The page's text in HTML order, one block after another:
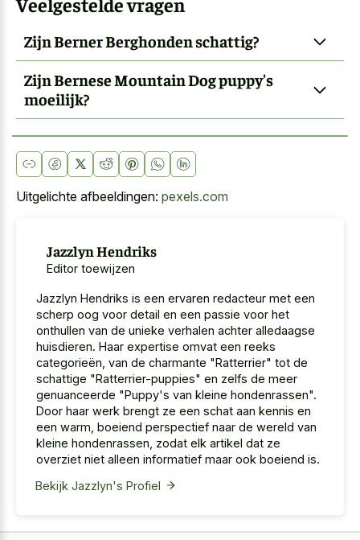
Zijn Berner Berghonden schattig?
Zijn Bernese Mountain Dog puppy's
moeilijk?
Uitgelichte afbeeldingen: pexels.com
Jazzlyn Hendriks
Editor toewijzen
Jazzlyn Hendriks is een ervaren redacteur met een
scherp oog voor detail en een passie voor het
onthullen van de unieke verhalen achter alledaagse
huisdieren. Haar expertise omvat een reeks
categorieën, van de charmante "Ratterrier" tot de
schattige "Ratterrier-puppies" en zelfs de meer
genuanceerde "Puppy's van kleine hondenrassen".
Door haar werk brengt ze een schat aan kennis en
een warm, boeiend perspectief naar de wereld van
kleine hondenrassen, zodat elk artikel dat ze
overziet niet alleen informatief maar ook boeiend is.
Bekijk Jazzlyn's Profiel